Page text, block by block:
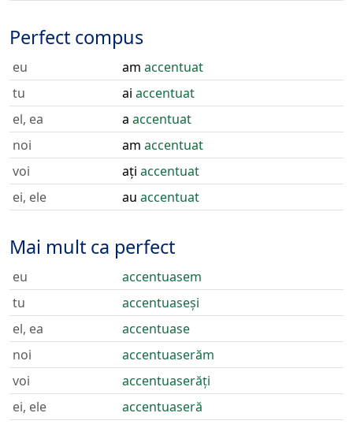
Perfect compus
eu am accentuat
tu
ai accentuat
el, ea
a accentuat
noi
am accentuat
voi
ați accentuat
ei, ele
au accentuat
Mai mult ca perfect
eu
accentuasem
tu
accentuaseși
el, ea
accentuase
noi
accentuaserăm
voi
accentuaserăți
ei, ele
accentuaseră